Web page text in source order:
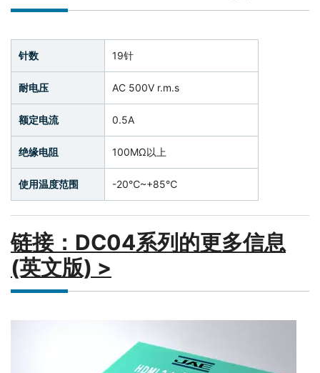
针数 19针
耐电压 AC 500V r.m.s
额定电流 0.5A
绝缘电阻 100MΩ以上
使用温度范围 -20℃~+85℃
链接：DC04系列的更多信息
(英文版) >